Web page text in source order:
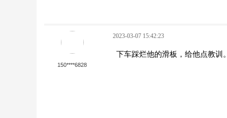
150****6828
2023-03-07 15:42:23
下车踩烂他的滑板，给他点教训。